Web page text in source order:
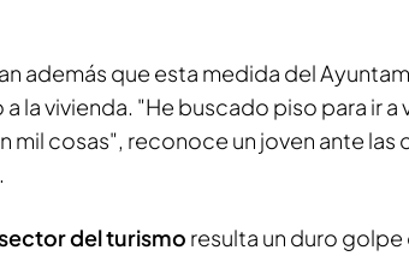
además que esta medida del
la vivienda. "He buscado piso para ir
mil cosas", reconoce un joven ante las
del turismo resulta un duro golpe